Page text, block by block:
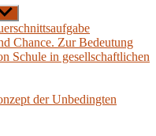
Chance. Zur Bedeutung
Schule in gesellschaftlichen
der Unbedingten